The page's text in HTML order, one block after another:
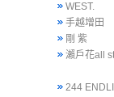
WEST.
手越增田
剛 紫
瀨戶花all
244